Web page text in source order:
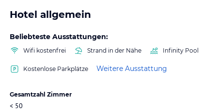
Hotel allgemein
Beliebteste Ausstattungen:
Wifi kostenfrei Strand in der Nähe Infinity Pool
Kostenlose Parkplätze Weitere Ausstattung
Gesamtzahl Zimmer
< 50